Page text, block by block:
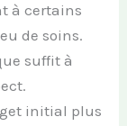
à certains
de soins.
suffit à
initial plus